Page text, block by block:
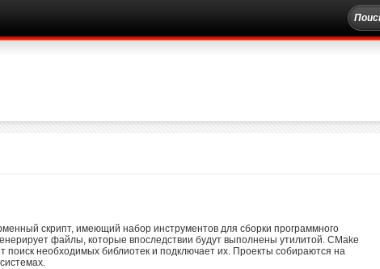
скрипт, имеющий набор инструментов для сборки программного
файлы, которые впоследствии будут выполнены утилитой. CMake
поиск необходимых библиотек и подключает их. Проекты собираются на